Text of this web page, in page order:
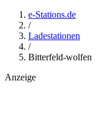
e-Stations.de
/
Ladestationen
/
Bitterfeld-wolfen
Anzeige